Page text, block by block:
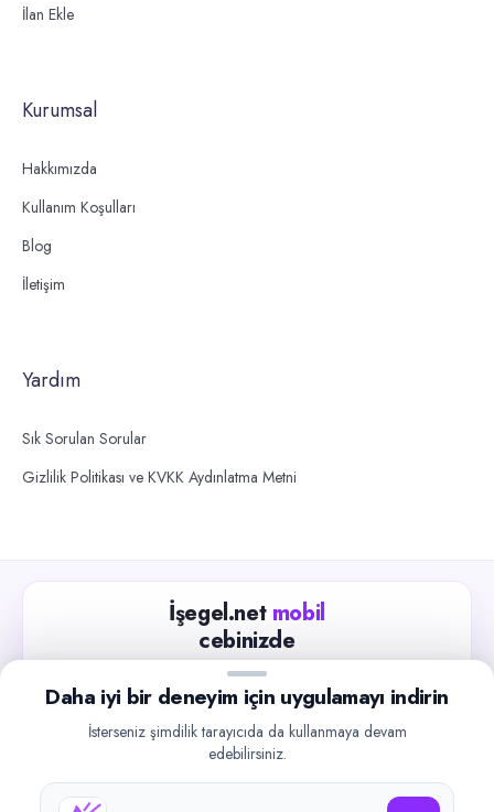
İlan Ekle
Kurumsal
Hakkımızda
Kullanım Koşulları
Blog
İletişim
Yardım
Sık Sorulan Sorular
Gizlilik Politikası ve KVKK Aydınlatma Metni
İşegel.net mobil
cebinizde
Güncel iş ilanlarını takip edin, işverenlerle hızlıca
iletişime geçin.
Google Play
Daha iyi bir deneyim için uygulamayı indirin
İsterseniz şimdilik tarayıcıda da kullanmaya devam
edebilirsiniz.